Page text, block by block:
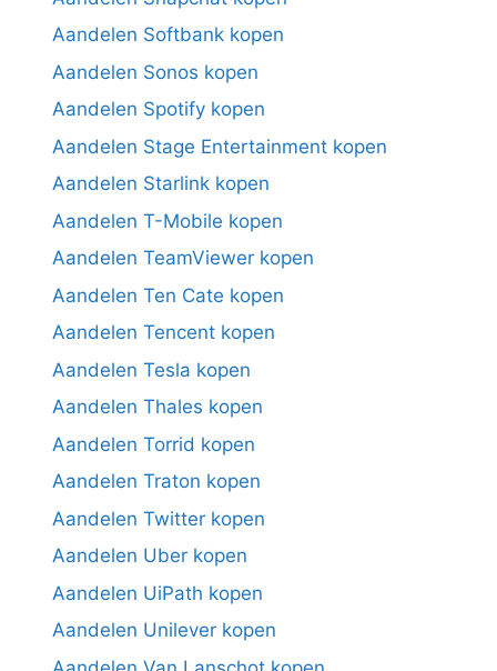
Aandelen Softbank kopen
Aandelen Sonos kopen
Aandelen Spotify kopen
Aandelen Stage Entertainment kopen
Aandelen Starlink kopen
Aandelen T-Mobile kopen
Aandelen TeamViewer kopen
Aandelen Ten Cate kopen
Aandelen Tencent kopen
Aandelen Tesla kopen
Aandelen Thales kopen
Aandelen Torrid kopen
Aandelen Traton kopen
Aandelen Twitter kopen
Aandelen Uber kopen
Aandelen UiPath kopen
Aandelen Unilever kopen